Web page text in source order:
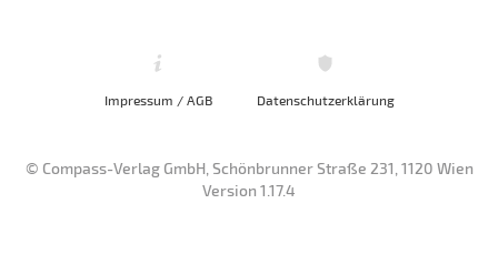
Impressum / AGB Datenschutzerklärung
© Compass-Verlag GmbH, Schönbrunner Straße 231, 1120 Wien
Version 1.17.4